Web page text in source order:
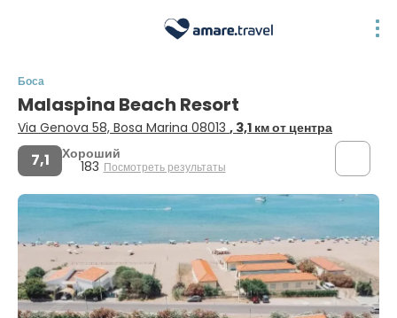
Боса
Malaspina Beach Resort
Via Genova 58, Bosa Marina 08013 , 3,1 км от центра
7,1 Хороший
183 Посмотреть результаты